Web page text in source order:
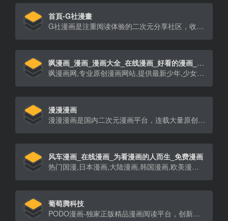
首頁-G社漫畫
G社漫画是注重阅读体验的二次元分享社区，收集海量优质漫画，涵盖连载、免费、玄幻、言情、穿越、都市、仙侠、武侠等多种类型，带来沉浸式阅读体验。无论是现代言情、古代言情，还是灵异故事，G社漫画让您畅享精彩内容！
飒漫画_漫画_漫画大全_在线漫画_好看的漫画_飒漫画网_飒漫画官网_飒漫画主站
飒漫画网,专业原创漫画网站,提供最新少年,少女,耽美,后宫,热血,校园,推理,恐怖等漫画大全阅读,是最好看的在线漫画网。看漫画,就上飒漫画网！
漫漫漫画
漫漫漫画是国内二次元漫画平台，连载大量原创正版国漫，不管是宅腐暖萌、古风奇幻、日常搞笑，统统都在这里。精美的漫画图片、高品质的漫画大全，看漫画就来漫漫漫画
风车漫画_在线漫画_为看漫画的人而生_免费漫画
热门国漫,日本漫画,大陆漫画,韩国漫画,欧美漫画,好漫画,为看漫画的人而生。热门漫画：火影忍者、海贼王、死神、一拳超人、古惑仔、山海逆战等
葡萄腾科技
PODO漫画-独家正版精品漫画阅读平台，创新漫画超现实互动，沉浸式漫画阅读体验，纯净无广告，提供超多优质漫画内容：甜宠少女漫、热血少年漫、纯爱耽美漫等应有尽有。热门漫画：全知读者视角，绿荫之冠，偶然开启女尊游戏，不可接近的女士，恶棍的宝贝妹妹，为了明白你的心，恶女不做提线木偶，秘密控权的千金，隐藏美貌的丈夫等。